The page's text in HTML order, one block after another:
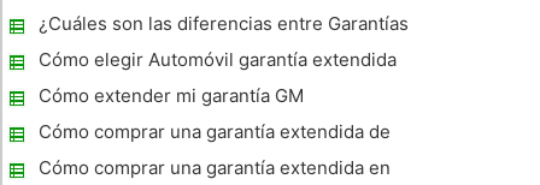
¿Cuáles son las diferencias entre Garantías
De segunda mano y extendido certificados?
Cómo elegir Automóvil garantía extendida
Cómo extender mi garantía GM
Cómo comprar una garantía extendida de
Subaru
Cómo comprar una garantía extendida en